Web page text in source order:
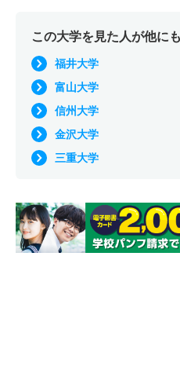
この大学を見た人が他に
福井大学
富山大学
信州大学
金沢大学
三重大学